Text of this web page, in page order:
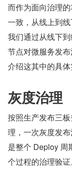
而作为面向治理
一致，从线上到
我们通过从线下
节点对微服务发
介绍这其中的具体
灰度治理
按照生产发布三
理，一次灰度发
是整个 Deploy 周
个过程的治理验证